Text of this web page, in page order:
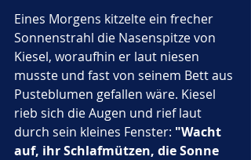
Eines Morgens kitzelte ein frecher
Sonnenstrahl die Nasenspitze von
Kiesel, woraufhin er laut niesen
musste und fast von seinem Bett aus
Pusteblumen gefallen wäre. Kiesel
rieb sich die Augen und rief laut
durch sein kleines Fenster: "Wacht
auf, ihr Schlafmützen, die Sonne